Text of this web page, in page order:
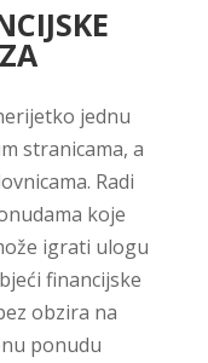
jednu
stranicama, a
Radi
koje
igrati ulogu
financijske
obzira na
ponudu